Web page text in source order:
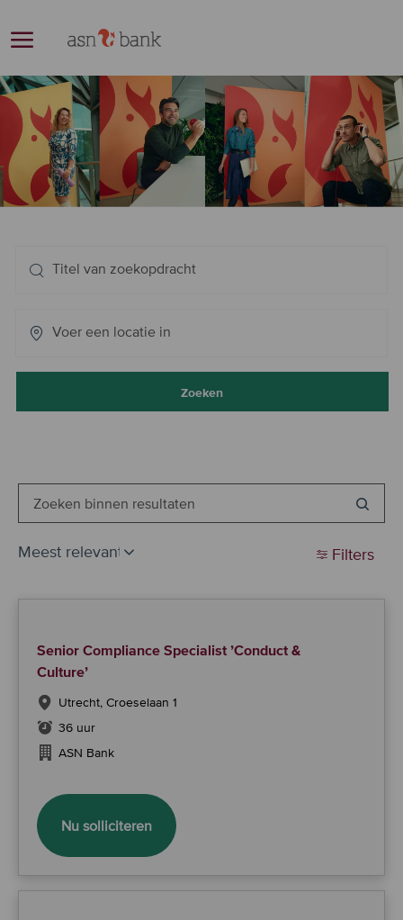
-
Zoeken
lijst
Filters
Senior Compliance Specialist ’Conduct &
Culture’
Utrecht, Croeselaan 1
36 uur
ASN Bank
Nu solliciterenSenior Compliance Specialist ’Conduct